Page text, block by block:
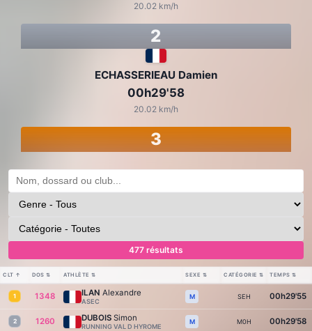
20.02 km/h
2
ECHASSERIEAU Damien
00h29'58
20.02 km/h
3
477 résultats
CLT ↑ DOS ⇅ ATHLÈTE ⇅ SEXE ⇅ CATÉGORIE ⇅ TEMPS ⇅
1 1348 ILAN Alexandre
ASEC
M SEH 00h29'55
2 1260 DUBOIS Simon
RUNNING VAL D HYROME
M M0H 00h29'58